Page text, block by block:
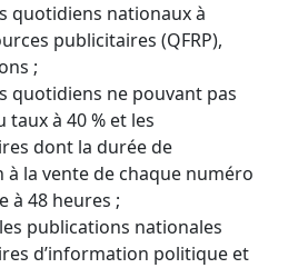
quotidiens nationaux à
publicitaires (QFRP),
;
quotidiens ne pouvant pas
taux à 40 % et les
dont la durée de
la vente de chaque numéro
à 48 heures ;
publications nationales
d’information politique et